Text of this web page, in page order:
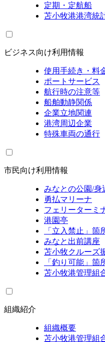
定期・定航船
苫小牧港港湾統
ビジネス向け利用情報
使用手続き・料
ポートサービス
航行時の注意等
船舶動静関係
企業立地関連
港湾周辺企業
特殊車両の通行
市民向け利用情報
みなとの公園/身
勇払マリーナ
フェリーターミ
港園亭
「立入禁止」箇
みなと出前講座
苫小牧クルーズ
「釣り可能」箇
苫小牧港管理組
組織紹介
組織概要
苫小牧港管理組